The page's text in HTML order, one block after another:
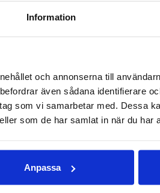
Information
och annonserna till
även sådana identifierare
som vi samarbetar med. Dessa
som de har samlat in när du har
Anpassa
rent guld och det har samma
påverkar inte priset, endast
värdet. Skråmor, slitage i
till pengar